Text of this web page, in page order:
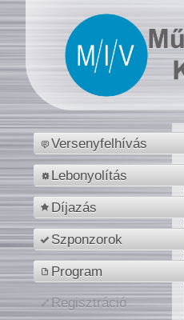
Versenyfelhívás
Lebonyolítás
Díjazás
Szponzorok
Program
Regisztráció